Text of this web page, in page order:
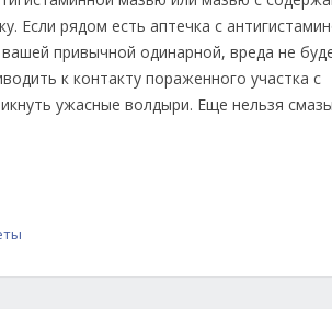
Если рядом есть аптечка с
привычной одинарной, вреда не
к контакту пораженного участка с
ужасные волдыри. Еще нельзя